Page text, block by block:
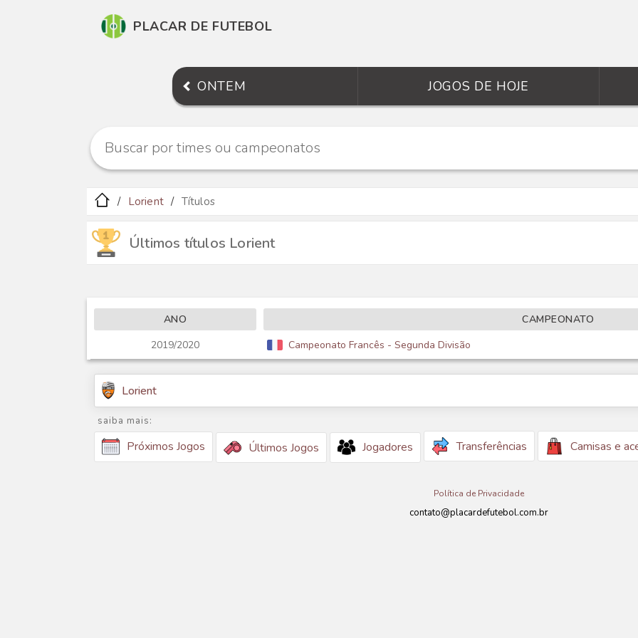
PLACAR DE FUTEBOL
ONTEM JOGOS DE HOJE
Lorient Títulos
Últimos títulos Lorient
ANO
CAMPEONATO
2019/2020
Campeonato Francês - Segunda Divisão
Lorient
saiba mais:
Próximos Jogos Últimos Jogos Jogadores Transferências Camisas e
Política de Privacidade
contato@placardefutebol.com.br